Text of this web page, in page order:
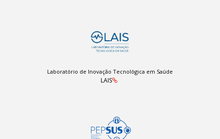
Laboratório de Inovação Tecnológica em Saúde
LAIS